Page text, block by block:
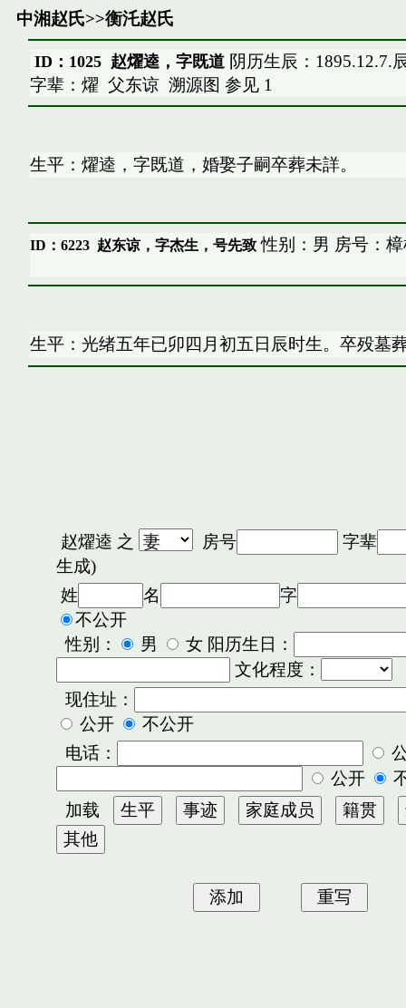
中湘赵氏>>衡汑赵氏
ID：1025 赵燿逵，字既道阴历生辰：1895.12.7.
字辈：燿 父东谅 溯源图 参见 1
生平：燿逵，字既道，婚娶子嗣卒葬未詳。
ID：6223 赵东谅，字杰生，号先致性别：男 房号：
生平：光绪五年已卯四月初五日辰时生。卒殁墓
赵燿逵 之 房号
字辈
生成)
姓
名
字
不公开
性别：
男
女 阳历生日：
文化程度：
现住址：
公开
不公开
电话：
公开
加载